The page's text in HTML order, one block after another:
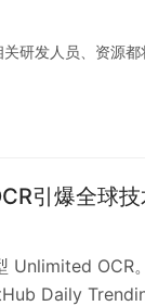
研发人员、资源都
引爆全球技
Unlimited OCR
Daily